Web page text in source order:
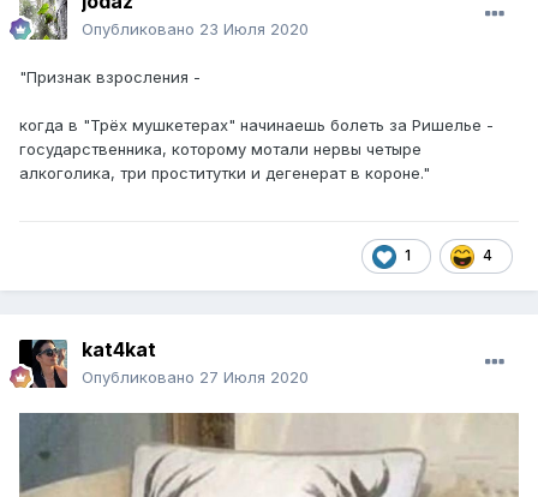
Опубликовано 23 Июля 2020
"Признак взросления -
когда в "Трёх мушкетерах" начинаешь болеть за Ришелье -
государственника, которому мотали нервы четыре
алкоголика, три проститутки и дегенерат в короне."
1 4
kat4kat
Опубликовано 27 Июля 2020